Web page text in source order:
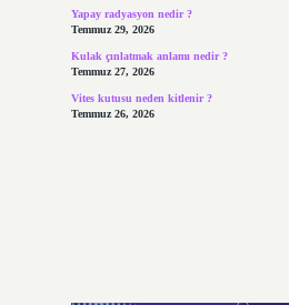
Yapay radyasyon nedir ?
Temmuz 29, 2026
Kulak çınlatmak anlamı nedir ?
Temmuz 27, 2026
Vites kutusu neden kitlenir ?
Temmuz 26, 2026